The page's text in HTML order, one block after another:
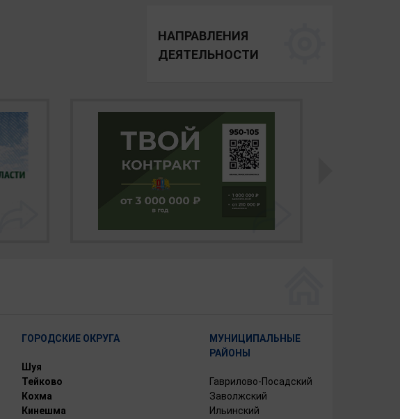
НАПРАВЛЕНИЯ
ДЕЯТЕЛЬНОСТИ
ГОРОДСКИЕ ОКРУГА
Шуя
Тейково
Кохма
Кинешма
МУНИЦИПАЛЬНЫЕ
РАЙОНЫ
Гаврилово-Посадский
Заволжский
Ильинский